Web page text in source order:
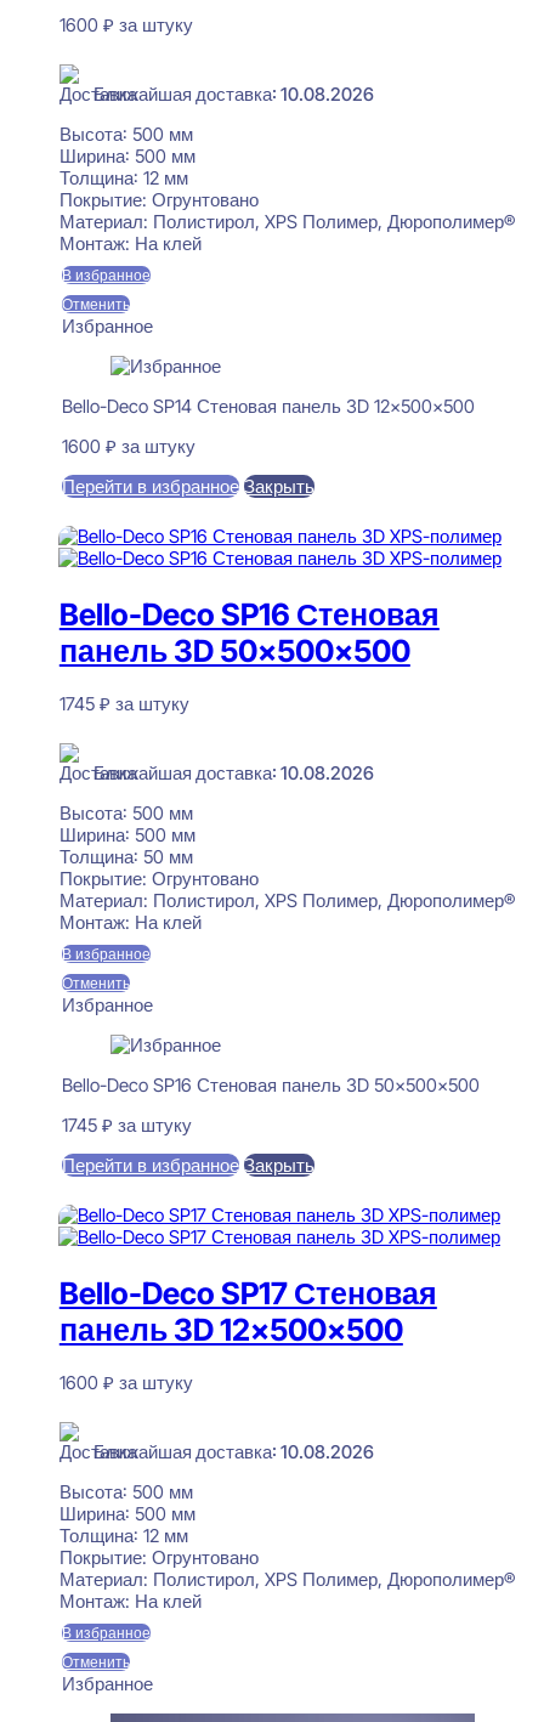
1600 ₽ за штуку
Ближайшая доставка: 10.08.2026
Высота: 500 мм
Ширина: 500 мм
Толщина: 12 мм
Покрытие: Огрунтовано
Материал: Полистирол, XPS Полимер, Дюрополимер®
Монтаж: На клей
В избранное
Отменить
Избранное
Bello-Deco SP14 Стеновая панель 3D 12x500x500
1600 ₽ за штуку
Перейти в избранное Закрыть
Bello-Deco SP16 Стеновая
панель 3D 50x500x500
1745 ₽ за штуку
Ближайшая доставка: 10.08.2026
Высота: 500 мм
Ширина: 500 мм
Толщина: 50 мм
Покрытие: Огрунтовано
Материал: Полистирол, XPS Полимер, Дюрополимер®
Монтаж: На клей
В избранное
Отменить
Избранное
Bello-Deco SP16 Стеновая панель 3D 50x500x500
1745 ₽ за штуку
Перейти в избранное Закрыть
Bello-Deco SP17 Стеновая
панель 3D 12x500x500
1600 ₽ за штуку
Ближайшая доставка: 10.08.2026
Высота: 500 мм
Ширина: 500 мм
Толщина: 12 мм
Покрытие: Огрунтовано
Материал: Полистирол, XPS Полимер, Дюрополимер®
Монтаж: На клей
В избранное
Отменить
Избранное